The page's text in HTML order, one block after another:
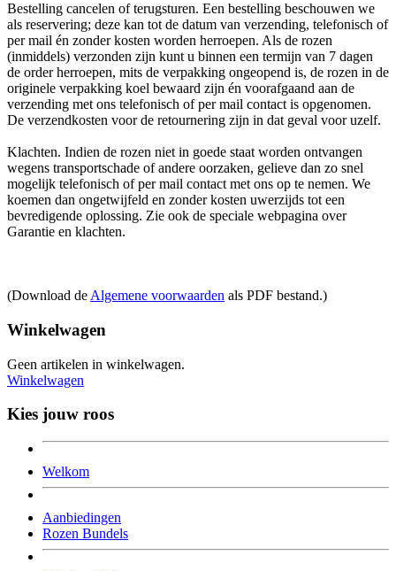
Bestelling cancelen of terugsturen. Een bestelling beschouwen we
als reservering; deze kan tot de datum van verzending, telefonisch of
per mail én zonder kosten worden herroepen. Als de rozen
(inmiddels) verzonden zijn kunt u binnen een termijn van 7 dagen
de order herroepen, mits de verpakking ongeopend is, de rozen in de
originele verpakking koel bewaard zijn én voorafgaand aan de
verzending met ons telefonisch of per mail contact is opgenomen.
De verzendkosten voor de retournering zijn in dat geval voor uzelf.
Klachten. Indien de rozen niet in goede staat worden ontvangen
wegens transportschade of andere oorzaken, gelieve dan zo snel
mogelijk telefonisch of per mail contact met ons op te nemen. We
koemen dan ongetwijfeld en zonder kosten uwerzijds tot een
bevredigende oplossing. Zie ook de speciale webpagina over
Garantie en klachten.
(Download de Algemene voorwaarden als PDF bestand.)
Winkelwagen
Geen artikelen in winkelwagen.
Winkelwagen
Kies jouw roos
Welkom
Aanbiedingen
Rozen Bundels